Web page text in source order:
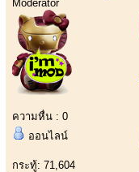
Moderator
ความหื่น : 0
ออนไลน์
กระทู้: 71,604